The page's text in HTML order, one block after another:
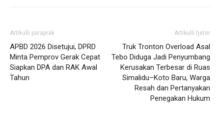
Artikulli paraprak
APBD 2026 Disetujui, DPRD
Minta Pemprov Gerak Cepat
Siapkan DPA dan RAK Awal
Tahun
Artikulli tjetër
Truk Tronton Overload Asal
Tebo Diduga Jadi Penyumbang
Kerusakan Terbesar di Ruas
Simalidu–Koto Baru, Warga
Resah dan Pertanyakan
Penegakan Hukum